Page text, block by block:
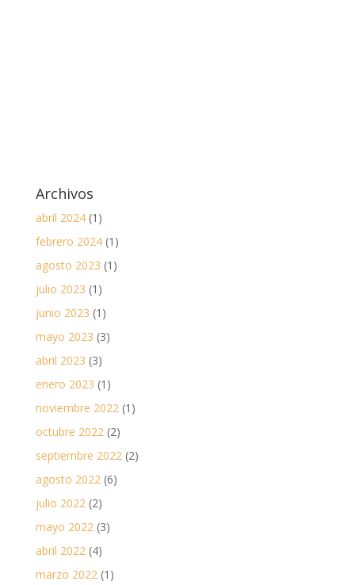
Archivos
abril 2024(1)
febrero 2024(1)
agosto 2023 (1)
julio 2023 (1)
junio 2023 (1)
mayo 2023 (3)
abril 2023 (3)
enero 2023 (1)
noviembre 2022 (1)
octubre 2022 (2)
septiembre 2022 (2)
agosto 2022 (6)
julio 2022 (2)
mayo 2022 (3)
abril 2022 (4)
marzo 2022 (1)